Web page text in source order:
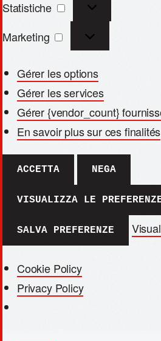
Statistiche
Marketing
Gérer les options
Gérer les services
Gérer {vendor_count}
En savoir plus sur ces finalités
ACCETTA NEGA
VISUALIZZA LE
SALVA PREFERENZE
Cookie Policy
Privacy Policy